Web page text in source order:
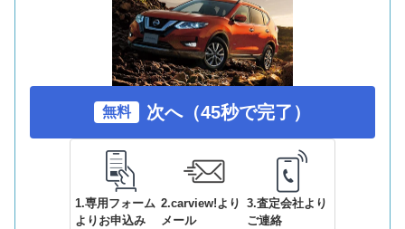
無料 次へ（45秒で完了）
1.専用フォーム
よりお申込み
2.carview!より
メール
3.査定会社より
ご連絡